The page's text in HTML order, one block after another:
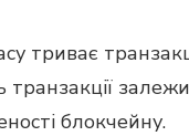
триває
транзакції
блокчейну.